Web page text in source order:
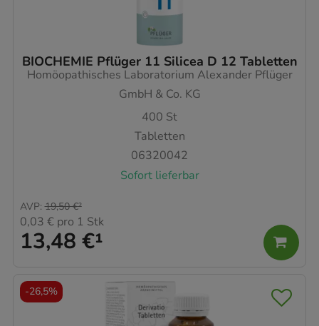
BIOCHEMIE Pflüger 11 Silicea D 12 Tabletten
Homöopathisches Laboratorium Alexander Pflüger
GmbH & Co. KG
400 St
Tabletten
06320042
Sofort lieferbar
13,48 €¹
AVP: 19,50 €²
0,03 € pro 1 Stk
-26,5%